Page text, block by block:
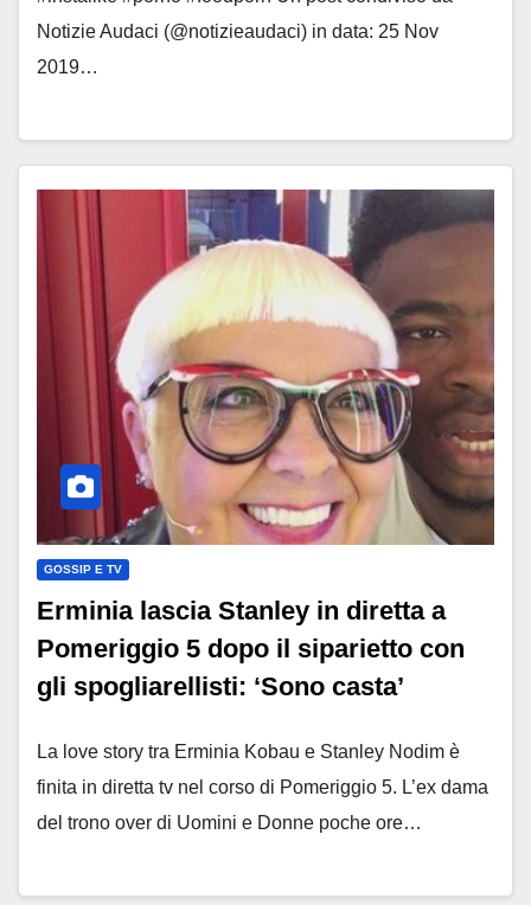
Notizie Audaci (@notizieaudaci) in data: 25 Nov
2019…
GOSSIP E TV
Erminia lascia Stanley in diretta a
Pomeriggio 5 dopo il siparietto con
gli spogliarellisti: ‘Sono casta’
La love story tra Erminia Kobau e Stanley Nodim è
finita in diretta tv nel corso di Pomeriggio 5. L’ex dama
del trono over di Uomini e Donne poche ore…